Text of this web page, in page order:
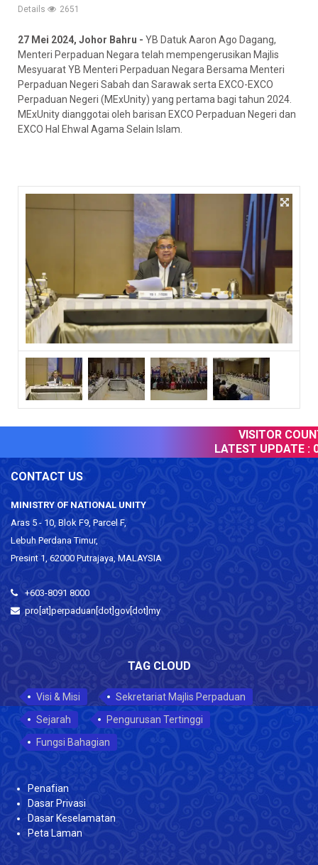
Details 2651
27 Mei 2024, Johor Bahru - YB Datuk Aaron Ago Dagang,
Menteri Perpaduan Negara telah mempengerusikan Majlis
Mesyuarat YB Menteri Perpaduan Negara Bersama Menteri
Perpaduan Negeri Sabah dan Sarawak serta EXCO-EXCO
Perpaduan Negeri (MExUnity) yang pertama bagi tahun 2024.
MExUnity dianggotai oleh barisan EXCO Perpaduan Negeri dan
EXCO Hal Ehwal Agama Selain Islam.
VISITOR
LATEST UPDATE :
CONTACT US
MINISTRY OF NATIONAL UNITY
Aras 5 - 10, Blok F9, Parcel F,
Lebuh Perdana Timur,
Presint 1, 62000 Putrajaya, MALAYSIA
+603-8091 8000
pro[at]perpaduan[dot]gov[dot]my
TAG CLOUD
Visi & Misi
Sekretariat Majlis Perpaduan
Sejarah
Pengurusan Tertinggi
Fungsi Bahagian
Penafian
Dasar Privasi
Dasar Keselamatan
Peta Laman